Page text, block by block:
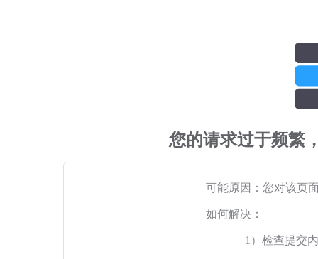
您的请求过于频繁
可能原因：您对该页
如何解决：
1）检查提交